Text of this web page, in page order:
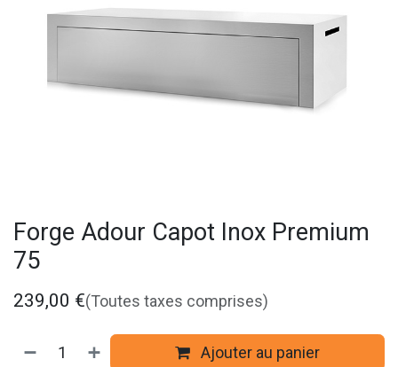
Forge Adour Capot Inox Premium
75
239,00 €(Toutes taxes comprises)
Ajouter au panier